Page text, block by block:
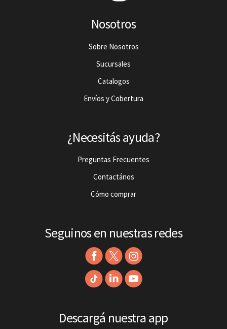
Nosotros
Sobre Nosotros
Sucursales
Catalogos
Envíos y Cobertura
¿Necesitás ayuda?
Preguntas Frecuentes
Contactános
Cómo comprar
Seguinos en nuestras redes
Descargá nuestra app